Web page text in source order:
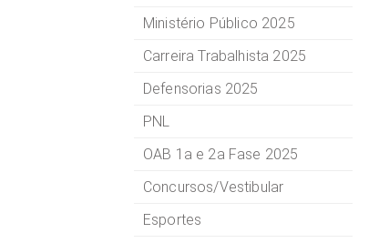
Ministério Público 2025
Carreira Trabalhista 2025
Defensorias 2025
PNL
OAB 1a e 2a Fase 2025
Concursos/Vestibular
Esportes